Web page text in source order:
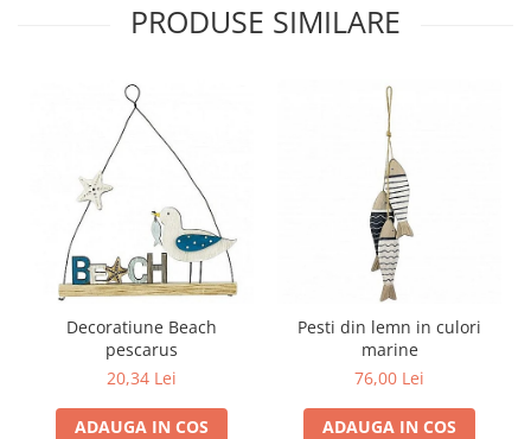
PRODUSE SIMILARE
Decoratiune Beach
pescarus
20,34 Lei
ADAUGA IN COS
Pesti din lemn in culori
marine
76,00 Lei
ADAUGA IN COS